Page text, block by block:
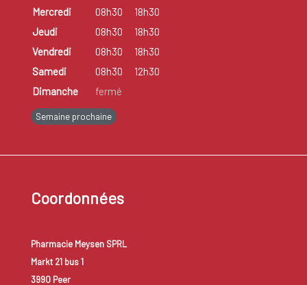
Mercredi
08h30
18h30
Jeudi
08h30
18h30
Vendredi
08h30
18h30
Samedi
08h30
12h30
Dimanche
fermé
Semaine prochaine
Coordonnées
Pharmacie Meysen SPRL
Markt 21 bus 1
3990 Peer